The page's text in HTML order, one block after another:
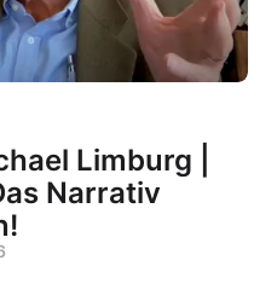
Limburg |
Narrativ